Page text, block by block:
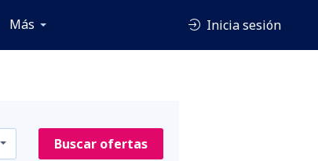
Más Inicia sesión
Buscar ofertas